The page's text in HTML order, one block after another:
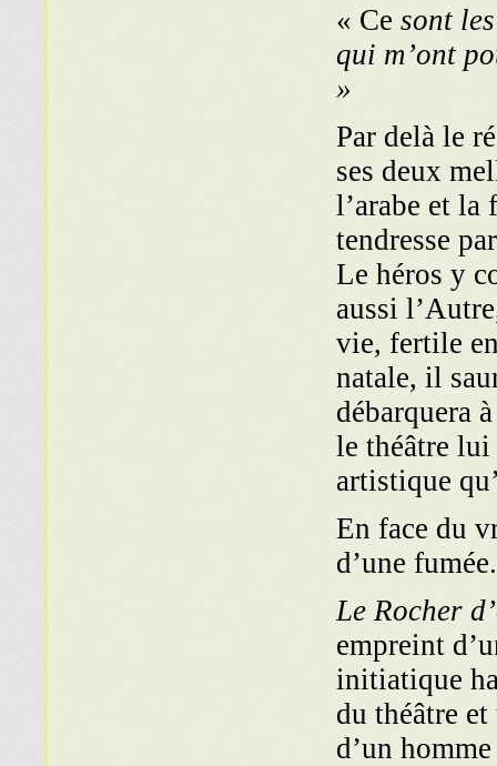
« Ce sont
qui m’ont
»
Par delà le
ses deux
l’arabe et la
tendresse
Le héros y
aussi
vie, fertile
natale, il
débarquera
le théâtre lui
artistique
« En face du
d’une
Le Rocher
empreint
initiatique
du théâtre
d’un